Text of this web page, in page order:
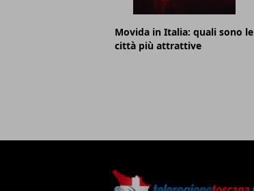
Movida in Italia: quali sono le
città più attrattive